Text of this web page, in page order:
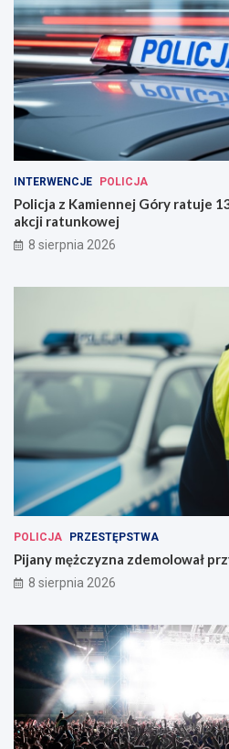
INTERWENCJE POLICJA
Policja z Kamiennej Góry ratuje
akcji ratunkowej
8 sierpnia 2026
POLICJA PRZESTĘPSTWA
Pijany mężczyzna zdemolował
8 sierpnia 2026